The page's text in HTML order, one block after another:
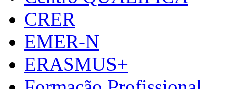
CRER
EMER-N
ERASMUS+